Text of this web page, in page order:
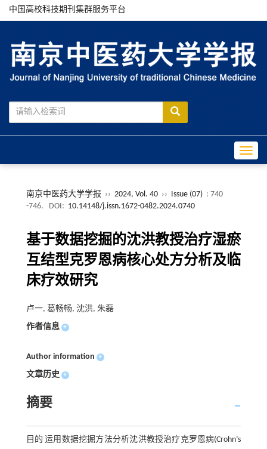
中国高校科技期刊集群服务平台
南京中医药大学学报 ›› 2024, Vol. 40 ›› Issue (07) : 740
-746.
DOI: 10.14148/j.issn.1672-0482.2024.0740
基于数据挖掘的沈洪教授治疗湿瘀
互结型克罗恩病核心处方分析及临
床疗效研究
卢一, 葛畅畅, 沈洪, 朱磊
作者信息 +
Author information +
文章历史 +
摘要
目的 运用数据挖掘方法分析沈洪教授治疗克罗恩病(Crohn’s